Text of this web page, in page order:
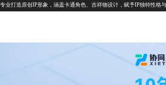
专业打造原创IP形象，涵盖卡通角色、吉祥物设计，赋予IP独特性格